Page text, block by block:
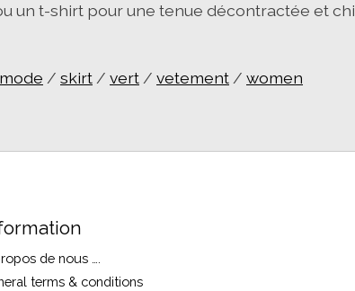
un t-shirt pour une tenue décontractée et
mode / skirt / vert / vetement / women
de nous ….
terms & conditions